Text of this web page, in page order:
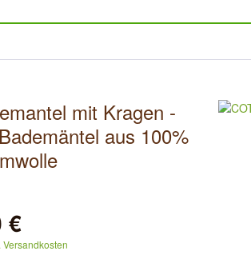
mit Kragen -
aus 100%
€
Versandkosten